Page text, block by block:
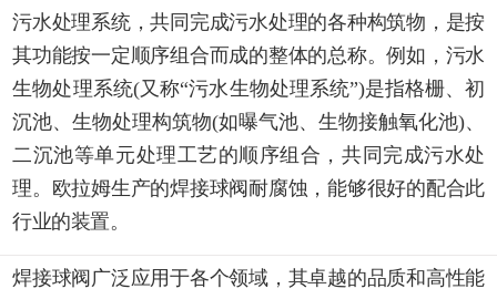
污水处理系统，共同完成污水处理的各种构筑物，是按
其功能按一定顺序组合而成的整体的总称。例如，污水
生物处理系统(又称“污水生物处理系统”)是指格栅、初
沉池、生物处理构筑物(如曝气池、生物接触氧化池)、
二沉池等单元处理工艺的顺序组合，共同完成污水处
理。欧拉姆生产的焊接球阀耐腐蚀，能够很好的配合此
行业的装置。
焊接球阀广泛应用于各个领域，其卓越的品质和高性能